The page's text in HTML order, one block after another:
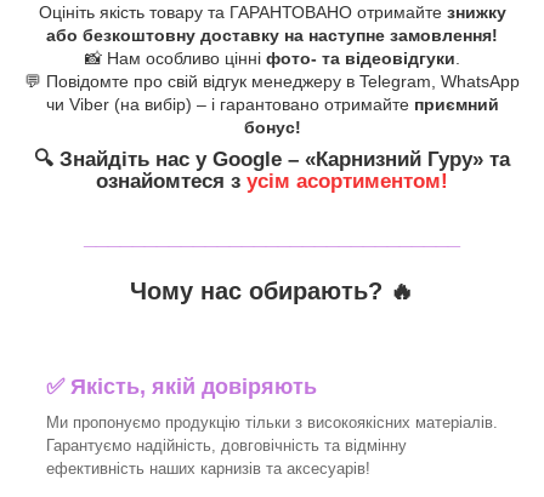
Оцініть якість товару та ГАРАНТОВАНО отримайте знижку
або безкоштовну доставку на наступне замовлення!
📸 Нам особливо цінні фото- та відеовідгуки
💬 Повідомте про свій відгук менеджеру в Telegram, WhatsApp
чи Viber (на вибір) – і гарантовано отримайте приємний
бонус!
🔍 Знайдіть нас у Google – «Карнизний Гуру» та
ознайомтеся з усім асортиментом!
Чому нас обирають? 🔥
✅Якість, якій довіряють
Ми пропонуємо продукцію тільки з високоякісних матеріалів.
Гарантуємо надійність, довговічність та відмінну
ефективність наших карнизів та аксесуарів!​